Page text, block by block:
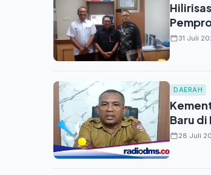
31 Juli
DAERAH
Baru di
28 Juli